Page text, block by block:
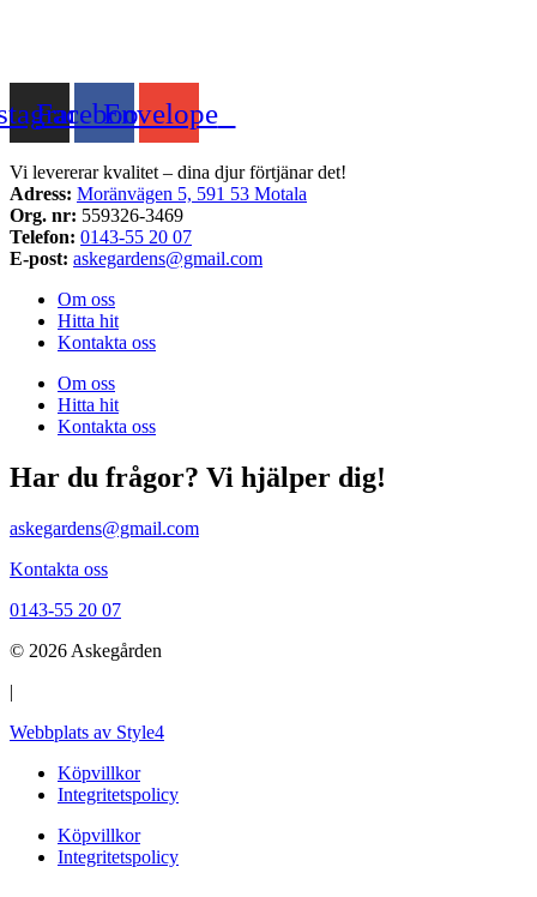
FacebookEnvelope
Vi levererar kvalitet – dina djur förtjänar det!
Adress: Moränvägen 5, 591 53 Motala
Org. nr: 559326-3469
Telefon: 0143-55 20 07
E-post: askegardens@gmail.com
Om oss
Hitta hit
Kontakta oss
Om oss
Hitta hit
Kontakta oss
Har du frågor? Vi hjälper dig!
askegardens@gmail.com
Kontakta oss
0143-55 20 07
© 2026 Askegården
|
Webbplats av Style4
Köpvillkor
Integritetspolicy
Köpvillkor
Integritetspolicy